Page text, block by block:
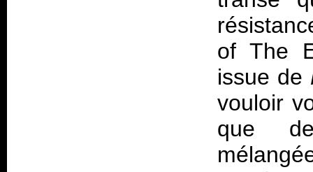
of The
issue de
vouloir
que